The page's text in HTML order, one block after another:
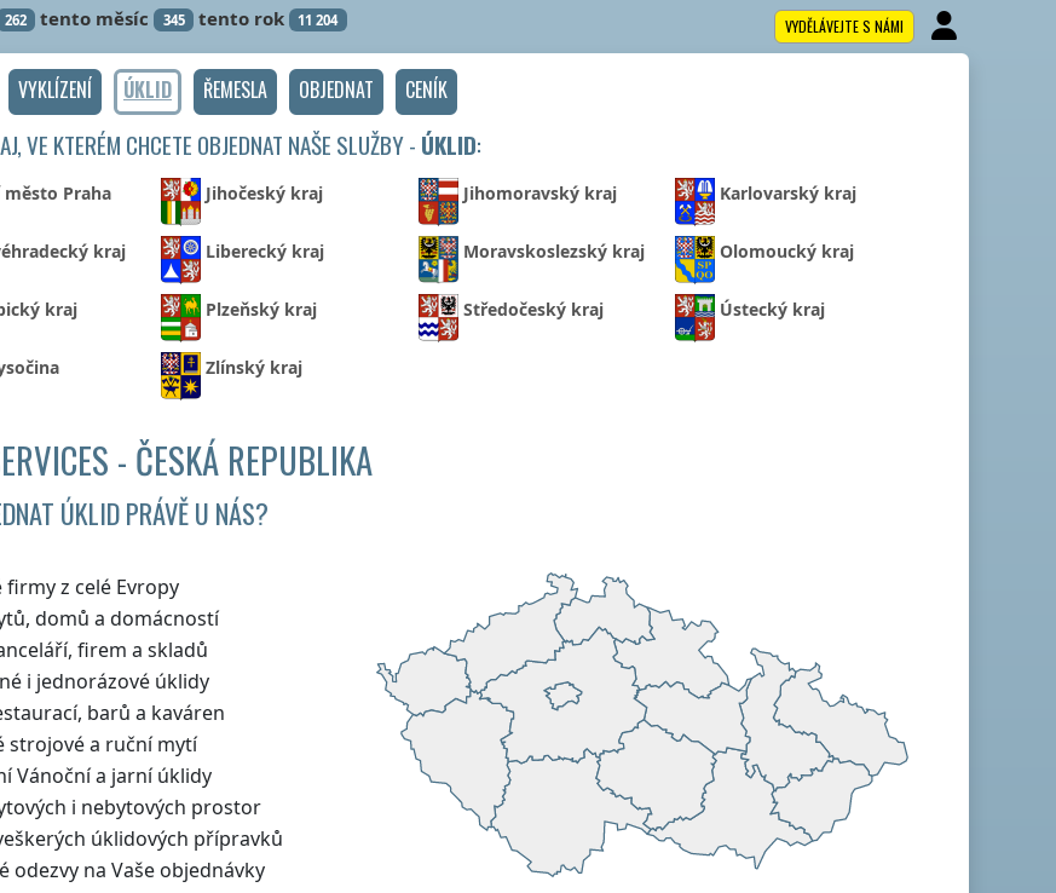
262 tento měsíc 345 tento rok 11 204 VYDĚLÁVEJTE S NÁMI
VYKLÍZENÍ ÚKLID ŘEMESLA OBJEDNAT CENÍK
VE KTERÉM CHCETE OBJEDNAT NAŠE SLUŽBY - ÚKLID:
město Praha Jihočeský kraj Jihomoravský kraj Karlovarský kraj
kraj Liberecký kraj Moravskoslezský kraj Olomoucký kraj
kraj Plzeňský kraj Středočeský kraj Ústecký kraj
Zlínský kraj
- ČESKÁ REPUBLIKA
ÚKLID PRÁVĚ U NÁS?
firmy z celé Evropy
domů a domácností
firem a skladů
i jednorázové úklidy
barů a kaváren
strojové a ruční mytí
Vánoční a jarní úklidy
i nebytových prostor
úklidových přípravků
odezvy na Vaše objednávky